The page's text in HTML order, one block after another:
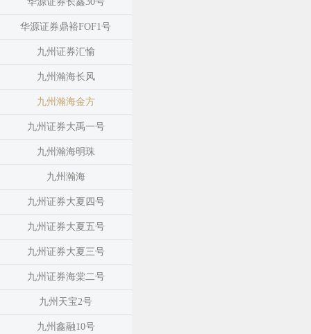
华源证券鼎裕FOF1号
九州证券汇愉
九州瀚海长风
九州瀚海金方
九州证券大禹一号
九州瀚海明珠
九州瀚海
九州证券大夏四号
九州证券大夏五号
九州证券大夏三号
九州证券海棠二号
九州天宝2号
九州鑫融10号